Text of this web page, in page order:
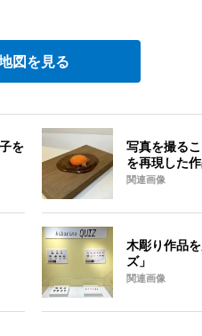
図を見る
を
写真を撮る
を再現した
関連画像
木彫り作品
ズ」
関連画像